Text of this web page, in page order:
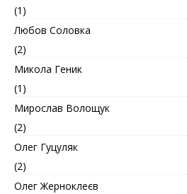
(1)
Любов Соловка
(2)
Микола Геник
(1)
Мирослав Волощук
(2)
Олег Гуцуляк
(2)
Олег Жерноклеєв